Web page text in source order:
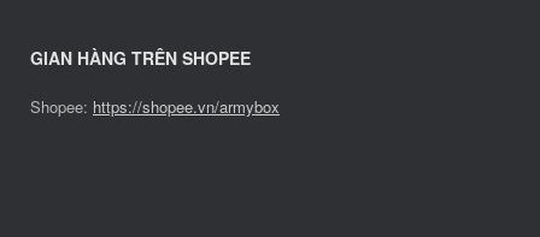
GIAN HÀNG TRÊN SHOPEE
Shopee: https://shopee.vn/armybox